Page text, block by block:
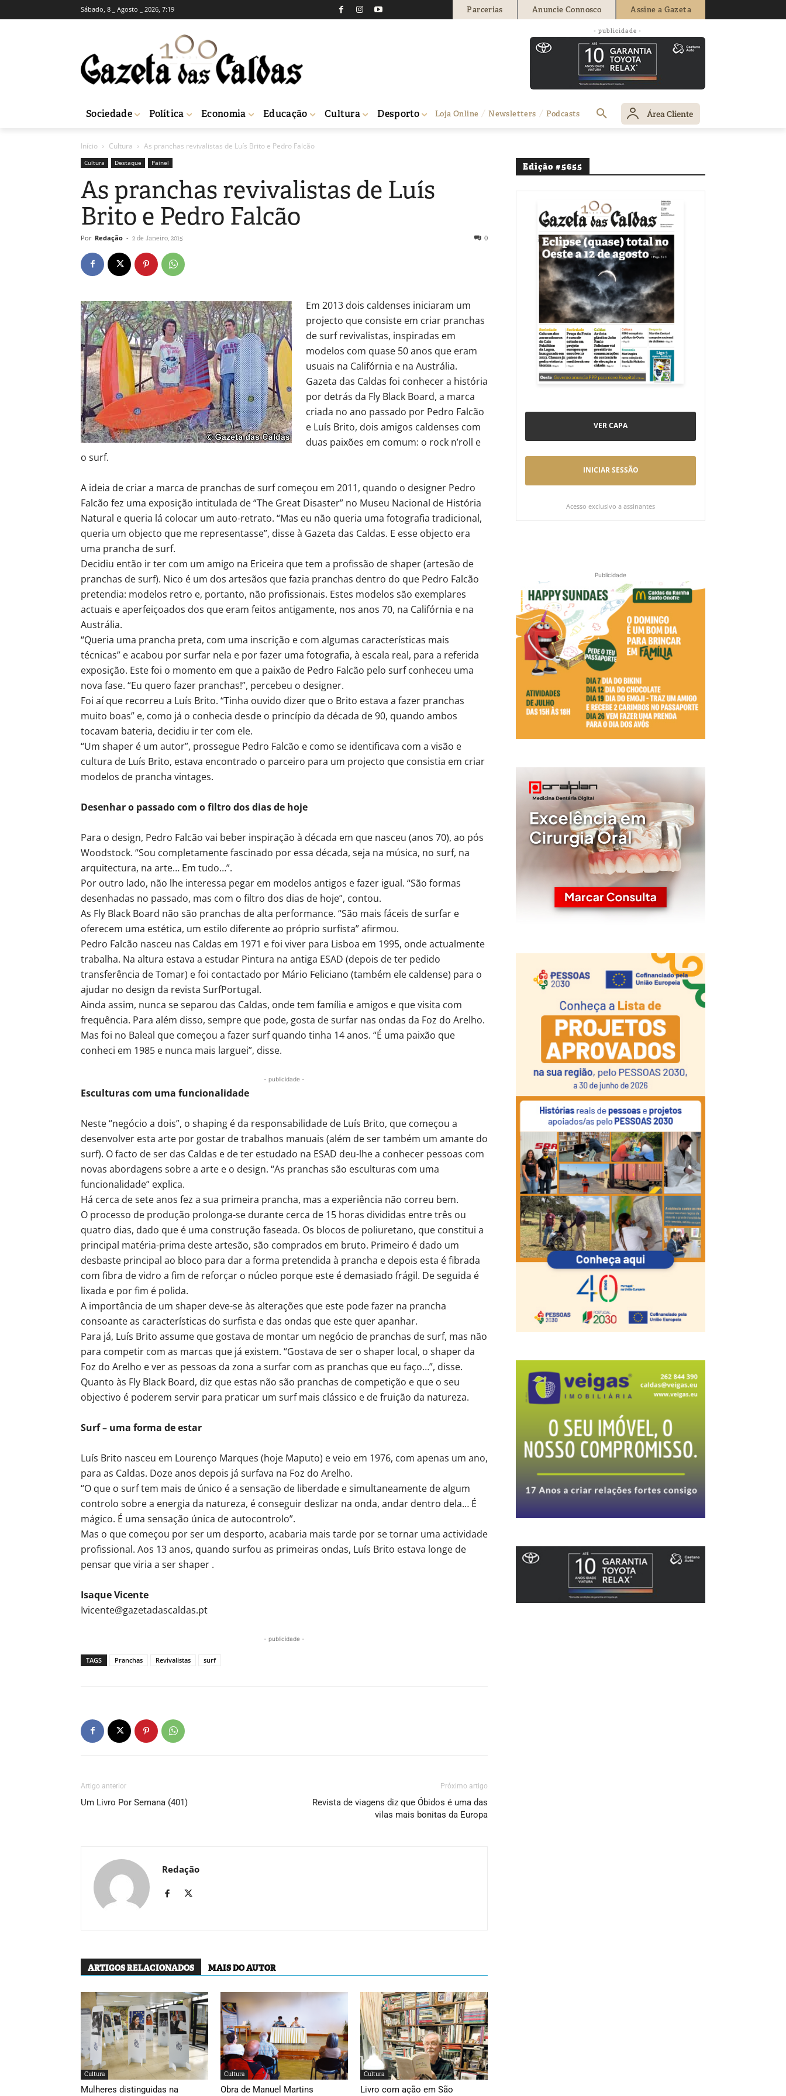
Sábado, 8 _ Agosto _ 2026, 7:19 Parcerias Anuncie Connosco Assine a Gazeta
- publicidade -
Sociedade Política Economia Educação Cultura Desporto Loja Online Newsletters Podcasts Área Cliente
Início Cultura As pranchas revivalistas de Luís Brito e Pedro Falcão
Cultura Destaque Painel
As pranchas revivalistas de Luís
Brito e Pedro Falcão
Por Redação - 2 de Janeiro, 2015 0
Em 2013 dois caldenses iniciaram um
projecto que consiste em criar pranchas
de surf revivalistas, inspiradas em
modelos com quase 50 anos que eram
usuais na Califórnia e na Austrália.
Gazeta das Caldas foi conhecer a história
por detrás da Fly Black Board, a marca
criada no ano passado por Pedro Falcão
e Luís Brito, dois amigos caldenses com
duas paixões em comum: o rock n’roll e
o surf.
A ideia de criar a marca de pranchas de surf começou em 2011, quando o designer Pedro
Falcão fez uma exposição intitulada de “The Great Disaster” no Museu Nacional de História
Natural e queria lá colocar um auto-retrato. “Mas eu não queria uma fotografia tradicional,
queria um objecto que me representasse”, disse à Gazeta das Caldas. E esse objecto era
uma prancha de surf.
Decidiu então ir ter com um amigo na Ericeira que tem a profissão de shaper (artesão de
pranchas de surf). Nico é um dos artesãos que fazia pranchas dentro do que Pedro Falcão
pretendia: modelos retro e, portanto, não profissionais. Estes modelos são exemplares
actuais e aperfeiçoados dos que eram feitos antigamente, nos anos 70, na Califórnia e na
Austrália.
“Queria uma prancha preta, com uma inscrição e com algumas características mais
técnicas” e acabou por surfar nela e por fazer uma fotografia, à escala real, para a referida
exposição. Este foi o momento em que a paixão de Pedro Falcão pelo surf conheceu uma
nova fase. “Eu quero fazer pranchas!”, percebeu o designer.
Foi aí que recorreu a Luís Brito. “Tinha ouvido dizer que o Brito estava a fazer pranchas
muito boas” e, como já o conhecia desde o princípio da década de 90, quando ambos
tocavam bateria, decidiu ir ter com ele.
“Um shaper é um autor”, prossegue Pedro Falcão e como se identificava com a visão e
cultura de Luís Brito, estava encontrado o parceiro para um projecto que consistia em criar
modelos de prancha vintages.
Desenhar o passado com o filtro dos dias de hoje
Para o design, Pedro Falcão vai beber inspiração à década em que nasceu (anos 70), ao pós
Woodstock. “Sou completamente fascinado por essa década, seja na música, no surf, na
arquitectura, na arte… Em tudo…”.
Por outro lado, não lhe interessa pegar em modelos antigos e fazer igual. “São formas
desenhadas no passado, mas com o filtro dos dias de hoje”, contou.
As Fly Black Board não são pranchas de alta performance. “São mais fáceis de surfar e
oferecem uma estética, um estilo diferente ao próprio surfista” afirmou.
Pedro Falcão nasceu nas Caldas em 1971 e foi viver para Lisboa em 1995, onde actualmente
trabalha. Na altura estava a estudar Pintura na antiga ESAD (depois de ter pedido
transferência de Tomar) e foi contactado por Mário Feliciano (também ele caldense) para o
ajudar no design da revista SurfPortugal.
Ainda assim, nunca se separou das Caldas, onde tem família e amigos e que visita com
frequência. Para além disso, sempre que pode, gosta de surfar nas ondas da Foz do Arelho.
Mas foi no Baleal que começou a fazer surf quando tinha 14 anos. “É uma paixão que
conheci em 1985 e nunca mais larguei”, disse.
- publicidade -
Esculturas com uma funcionalidade
Neste “negócio a dois”, o shaping é da responsabilidade de Luís Brito, que começou a
desenvolver esta arte por gostar de trabalhos manuais (além de ser também um amante do
surf). O facto de ser das Caldas e de ter estudado na ESAD deu-lhe a conhecer pessoas com
novas abordagens sobre a arte e o design. “As pranchas são esculturas com uma
funcionalidade” explica.
Há cerca de sete anos fez a sua primeira prancha, mas a experiência não correu bem.
O processo de produção prolonga-se durante cerca de 15 horas divididas entre três ou
quatro dias, dado que é uma construção faseada. Os blocos de poliuretano, que constitui a
principal matéria-prima deste artesão, são comprados em bruto. Primeiro é dado um
desbaste principal ao bloco para dar a forma pretendida à prancha e depois esta é fibrada
com fibra de vidro a fim de reforçar o núcleo porque este é demasiado frágil. De seguida é
lixada e por fim é polida.
A importância de um shaper deve-se às alterações que este pode fazer na prancha
consoante as características do surfista e das ondas que este quer apanhar.
Para já, Luís Brito assume que gostava de montar um negócio de pranchas de surf, mas não
para competir com as marcas que já existem. “Gostava de ser o shaper local, o shaper da
Foz do Arelho e ver as pessoas da zona a surfar com as pranchas que eu faço…”, disse.
Quanto às Fly Black Board, diz que estas não são pranchas de competição e que o seu
objectivo é poderem servir para praticar um surf mais clássico e de fruição da natureza.
Surf – uma forma de estar
Luís Brito nasceu em Lourenço Marques (hoje Maputo) e veio em 1976, com apenas um ano,
para as Caldas. Doze anos depois já surfava na Foz do Arelho.
“O que o surf tem mais de único é a sensação de liberdade e simultaneamente de algum
controlo sobre a energia da natureza, é conseguir deslizar na onda, andar dentro dela… É
mágico. É uma sensação única de autocontrolo”.
Mas o que começou por ser um desporto, acabaria mais tarde por se tornar uma actividade
profissional. Aos 13 anos, quando surfou as primeiras ondas, Luís Brito estava longe de
pensar que viria a ser shaper .
Isaque Vicente
Ivicente@gazetadascaldas.pt
- publicidade -
TAGS Pranchas Revivalistas surf
Artigo anterior
Um Livro Por Semana (401)
Próximo artigo
Revista de viagens diz que Óbidos é uma das
vilas mais bonitas da Europa
Redação
ARTIGOS RELACIONADOS MAIS DO AUTOR
Cultura
Mulheres distinguidas na
Cultura
Obra de Manuel Martins
Cultura
Livro com ação em São
Edição #5655
VER CAPA
INICIAR SESSÃO
Acesso exclusivo a assinantes
Publicidade